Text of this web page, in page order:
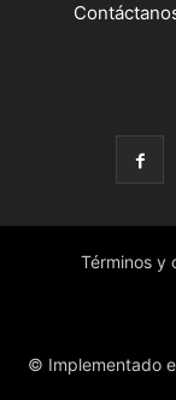
Términos y
© Implementado